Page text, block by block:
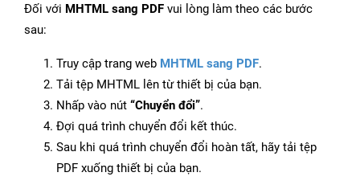
Đối với MHTML sang PDF vui lòng làm theo các bước
sau:
Truy cập trang web MHTML sang PDF.
Tải tệp MHTML lên từ thiết bị của bạn.
Nhấp vào nút “Chuyển đổi”.
Đợi quá trình chuyển đổi kết thúc.
Sau khi quá trình chuyển đổi hoàn tất, hãy tải tệp
PDF xuống thiết bị của bạn.